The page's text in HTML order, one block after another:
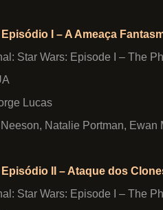
I – A Ameaça
Star Wars: Episode I – The
Lucas
Natalie Portman, Ewan
II – Ataque dos
Star Wars: Episode I – The